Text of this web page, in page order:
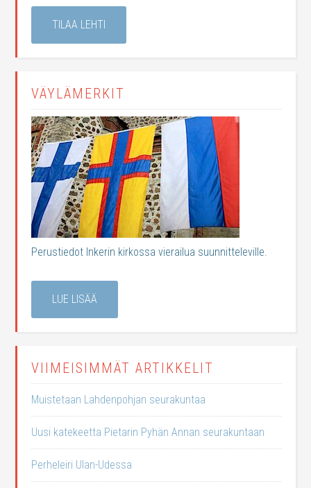
TILAA LEHTI
VÄYLÄMERKIT
Perustiedot Inkerin kirkossa vierailua suunnitteleville.
LUE LISÄÄ
VIIMEISIMMÄT ARTIKKELIT
Muistetaan Lahdenpohjan seurakuntaa
Uusi katekeetta Pietarin Pyhän Annan seurakuntaan
Perheleiri Ulan-Udessa